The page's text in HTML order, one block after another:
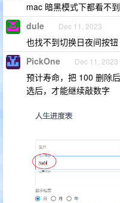
mac 暗黑模式下都看不
dule Dec 11, 2023
也找不到切换日夜间按钮
PickOne Dec 11, 2023
预计寿命，把 100 删除
选后，才能继续敲数字